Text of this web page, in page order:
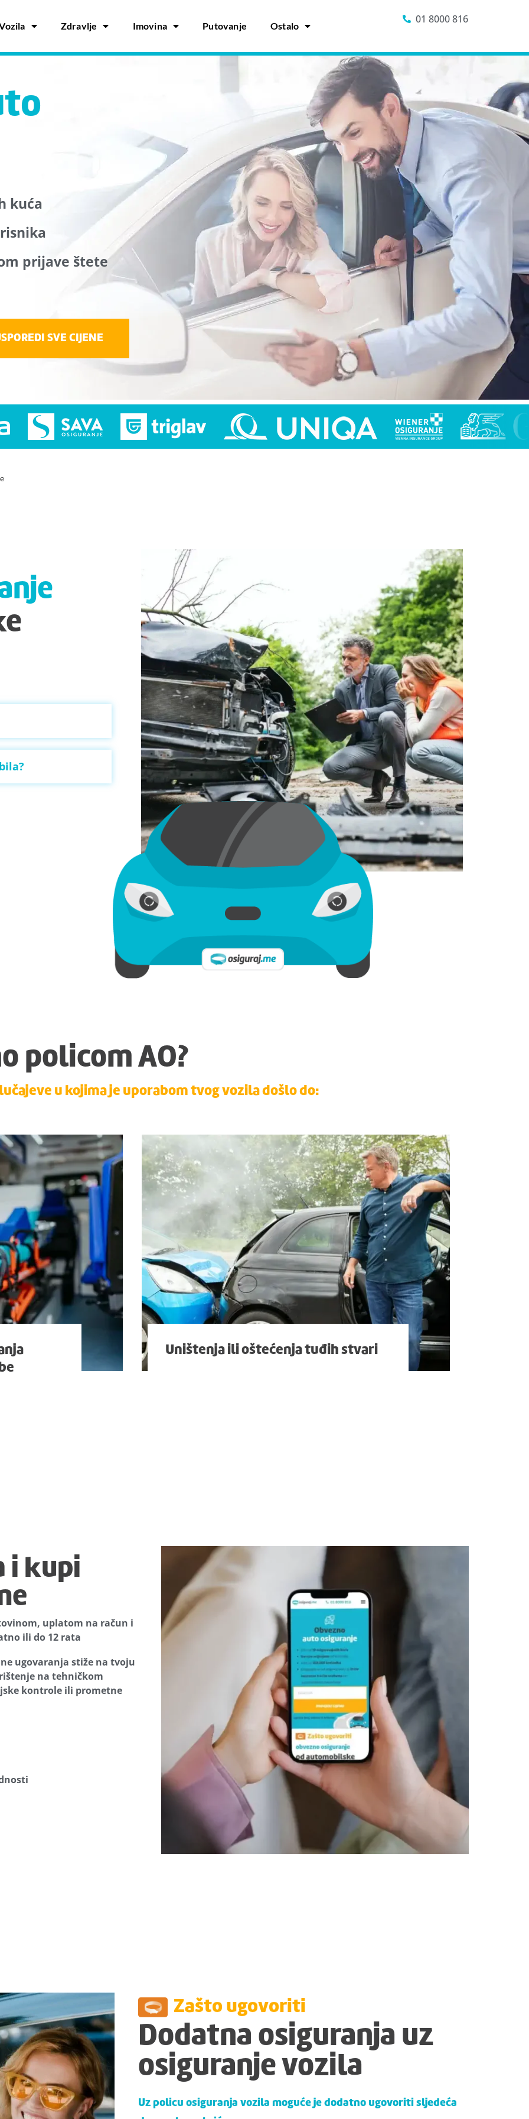
Zdravlje Imovina Putovanje Ostalo
01 8000 816
kuća
prijave štete
SVE CIJENE
policom AO?
u kojima je uporabom tvog vozila došlo do:
osobe
Uništenja ili oštećenja tuđih stvari
Uništenja ili oštećenja tuđih stvari
i kupi
uplatom na račun i
ili do 12 rata
ugovaranja stiže na tvoju
na tehničkom
kontrole ili prometne
Zašto ugovoriti
Dodatna osiguranja uz
osiguranje vozila
Uz policu osiguranja vozila moguće je dodatno ugovoriti sljedeća